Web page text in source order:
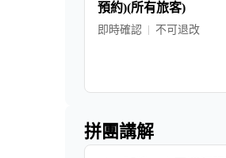
預約)(所有旅客)
即時確認 不可退改
拼團講解